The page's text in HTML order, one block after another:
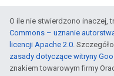
O ile nie stwierdzono inaczej,
Commons – uznanie
licencji Apache 2.0.
zasady dotyczące witryny
znakiem towarowym firmy